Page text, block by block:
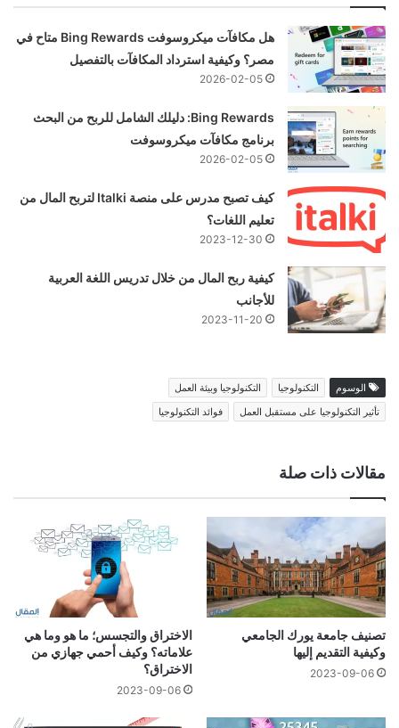
هل مكافآت ميكروسوفت Bing Rewards متاح في
مصر؟ وكيفية استرداد المكافآت بالتفصيل
2026-02-05
Bing Rewards: دليلك الشامل للربح من البحث
برنامج مكافآت ميكروسوفت
2026-02-05
كيف تصبح مدرس على منصة Italki لتربح المال من
تعليم اللغات؟
2023-12-30
كيفية ربح المال من خلال تدريس اللغة العربية
للأجانب
2023-11-20
الوسوم التكنولوجيا
التكنولوجيا وبيئة العمل
تأثير التكنولوجيا على مستقبل العمل
فوائد التكنولوجيا
مقالات ذات صلة
تصنيف جامعة يورك الجامعي
وكيفية التقديم إليها
2023-09-06
الاختراق والتجسس؛ ما هو وما هي
علاماته؟ وكيف أحمي جهازي من
الاختراق؟
2023-09-06